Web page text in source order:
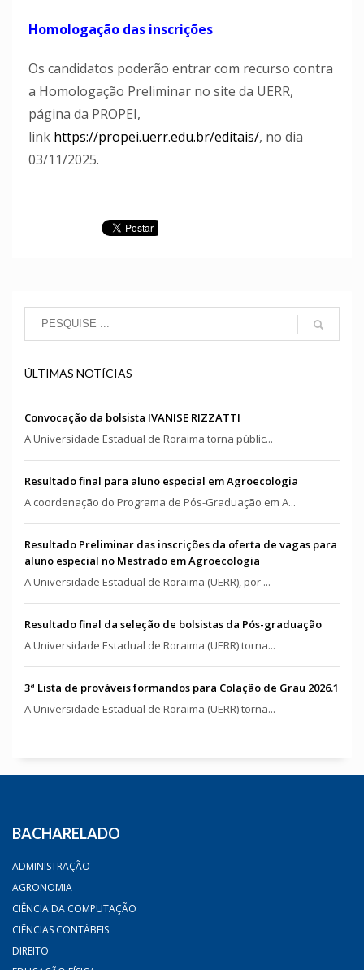
Homologação das inscrições
Os candidatos poderão entrar com recurso contra
a Homologação Preliminar no site da UERR,
página da PROPEI,
link https://propei.uerr.edu.br/editais/, no dia
03/11/2025.
ÚLTIMAS NOTÍCIAS
Convocação da bolsista IVANISE RIZZATTI
A Universidade Estadual de Roraima torna públic...
Resultado final para aluno especial em Agroecologia
A coordenação do Programa de Pós-Graduação em A...
Resultado Preliminar das inscrições da oferta de vagas para
aluno especial no Mestrado em Agroecologia
A Universidade Estadual de Roraima (UERR), por ...
Resultado final da seleção de bolsistas da Pós-graduação
A Universidade Estadual de Roraima (UERR) torna...
3ª Lista de prováveis formandos para Colação de Grau 2026.1
A Universidade Estadual de Roraima (UERR) torna...
BACHARELADO
ADMINISTRAÇÃO
AGRONOMIA
CIÊNCIA DA COMPUTAÇÃO
CIÊNCIAS CONTÁBEIS
DIREITO